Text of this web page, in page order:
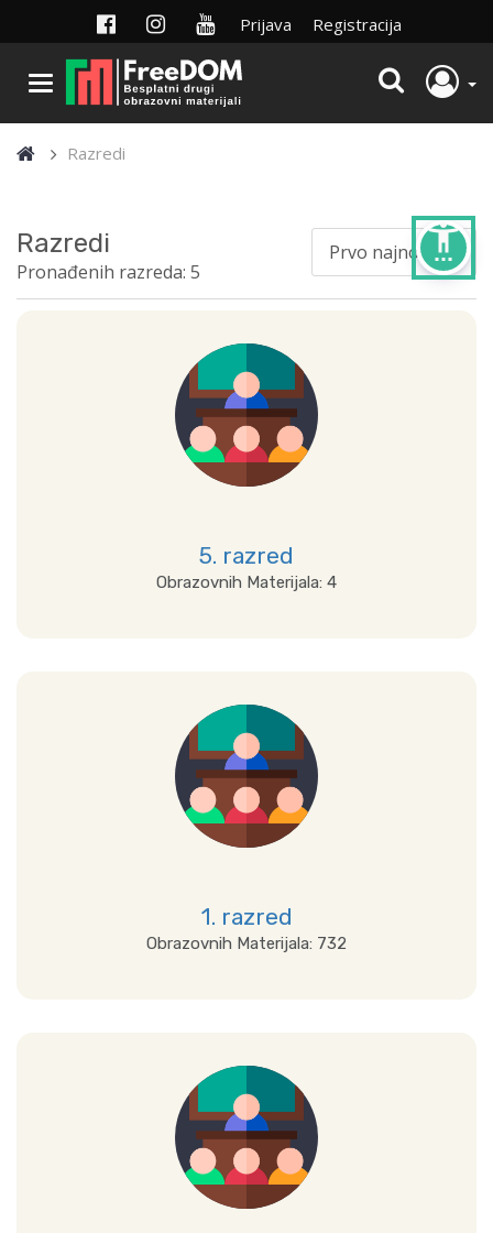
settings_accessibility
Prijava Registracija
Razredi
Razredi
Pronađenih razreda: 5
5. razred
Obrazovnih Materijala: 4
1. razred
Obrazovnih Materijala: 732